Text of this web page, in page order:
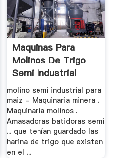
Maquinas Para
Molinos De Trigo
Semi Industrial
molino semi industrial para
maiz - Maquinaria minera .
Maquinaria molinos .
Amasadoras batidoras semi
... que tenían guardado las
harina de trigo que existen
en el ...